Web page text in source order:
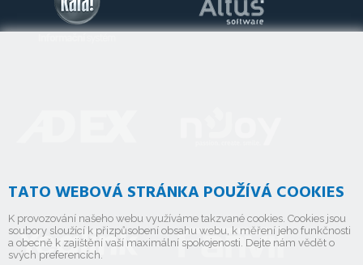
TATO WEBOVÁ STRÁNKA POUŽÍVÁ COOKIES
K provozování našeho webu využíváme takzvané cookies. Cookies jsou
soubory sloužící k přizpůsobení obsahu webu, k měření jeho funkčnosti
a obecně k zajištění vaší maximální spokojenosti. Dejte nám vědět o
svých preferencích.